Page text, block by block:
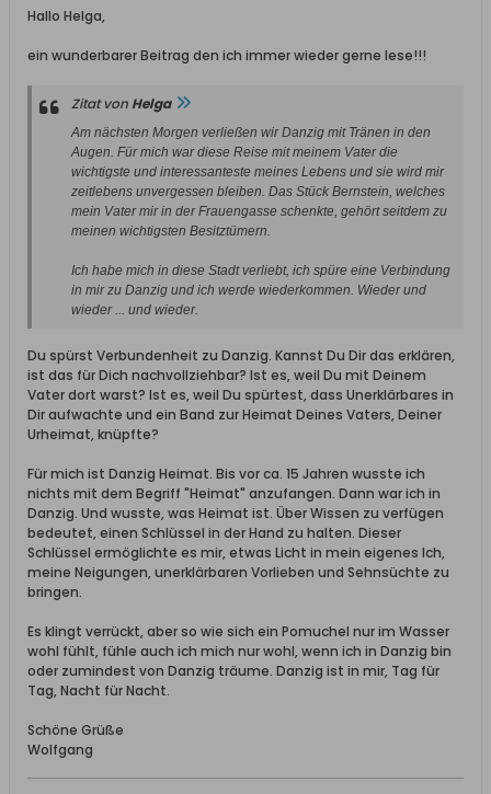
Hallo Helga,
ein wunderbarer Beitrag den ich immer wieder gerne lese!!!
Zitat von Helga
Am nächsten Morgen verließen wir Danzig mit Tränen in den
Augen. Für mich war diese Reise mit meinem Vater die
wichtigste und interessanteste meines Lebens und sie wird mir
zeitlebens unvergessen bleiben. Das Stück Bernstein, welches
mein Vater mir in der Frauengasse schenkte, gehört seitdem zu
meinen wichtigsten Besitztümern.
Ich habe mich in diese Stadt verliebt, ich spüre eine Verbindung
in mir zu Danzig und ich werde wiederkommen. Wieder und
wieder ... und wieder.
Du spürst Verbundenheit zu Danzig. Kannst Du Dir das erklären,
ist das für Dich nachvollziehbar? Ist es, weil Du mit Deinem
Vater dort warst? Ist es, weil Du spürtest, dass Unerklärbares in
Dir aufwachte und ein Band zur Heimat Deines Vaters, Deiner
Urheimat, knüpfte?
Für mich ist Danzig Heimat. Bis vor ca. 15 Jahren wusste ich
nichts mit dem Begriff "Heimat" anzufangen. Dann war ich in
Danzig. Und wusste, was Heimat ist. Über Wissen zu verfügen
bedeutet, einen Schlüssel in der Hand zu halten. Dieser
Schlüssel ermöglichte es mir, etwas Licht in mein eigenes Ich,
meine Neigungen, unerklärbaren Vorlieben und Sehnsüchte zu
bringen.
Es klingt verrückt, aber so wie sich ein Pomuchel nur im Wasser
wohl fühlt, fühle auch ich mich nur wohl, wenn ich in Danzig bin
oder zumindest von Danzig träume. Danzig ist in mir, Tag für
Tag, Nacht für Nacht.
Schöne Grüße
Wolfgang